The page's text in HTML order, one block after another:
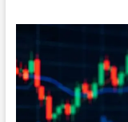
और
बीच
स्थिर
रहा